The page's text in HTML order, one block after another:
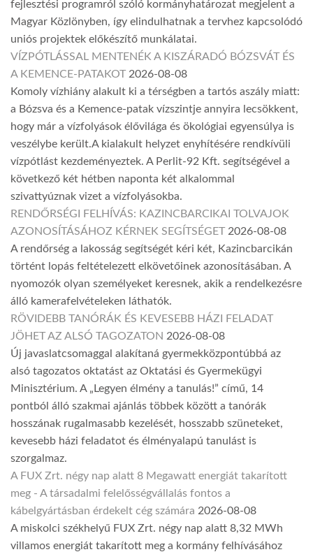
fejlesztési programról szóló kormányhatározat megjelent a
Magyar Közlönyben, így elindulhatnak a tervhez kapcsolódó
uniós projektek előkészítő munkálatai.
VÍZPÓTLÁSSAL MENTENÉK A KISZÁRADÓ BÓZSVÁT ÉS
A KEMENCE-PATAKOT 2026-08-08
Komoly vízhiány alakult ki a térségben a tartós aszály miatt:
a Bózsva és a Kemence-patak vízszintje annyira lecsökkent,
hogy már a vízfolyások élővilága és ökológiai egyensúlya is
veszélybe került.A kialakult helyzet enyhítésére rendkívüli
vízpótlást kezdeményeztek. A Perlit-92 Kft. segítségével a
következő két hétben naponta két alkalommal
szivattyúznak vizet a vízfolyásokba.
RENDŐRSÉGI FELHÍVÁS: KAZINCBARCIKAI TOLVAJOK
AZONOSÍTÁSÁHOZ KÉRNEK SEGÍTSÉGET 2026-08-08
A rendőrség a lakosság segítségét kéri két, Kazincbarcikán
történt lopás feltételezett elkövetőinek azonosításában. A
nyomozók olyan személyeket keresnek, akik a rendelkezésre
álló kamerafelvételeken láthatók.
RÖVIDEBB TANÓRÁK ÉS KEVESEBB HÁZI FELADAT
JÖHET AZ ALSÓ TAGOZATON 2026-08-08
Új javaslatcsomaggal alakítaná gyermekközpontúbbá az
alsó tagozatos oktatást az Oktatási és Gyermekügyi
Minisztérium. A „Legyen élmény a tanulás!” című, 14
pontból álló szakmai ajánlás többek között a tanórák
hosszának rugalmasabb kezelését, hosszabb szüneteket,
kevesebb házi feladatot és élményalapú tanulást is
szorgalmaz.
A FUX Zrt. négy nap alatt 8 Megawatt energiát takarított
meg - A társadalmi felelősségvállalás fontos a
kábelgyártásban érdekelt cég számára 2026-08-08
A miskolci székhelyű FUX Zrt. négy nap alatt 8,32 MWh
villamos energiát takarított meg a kormány felhívásához